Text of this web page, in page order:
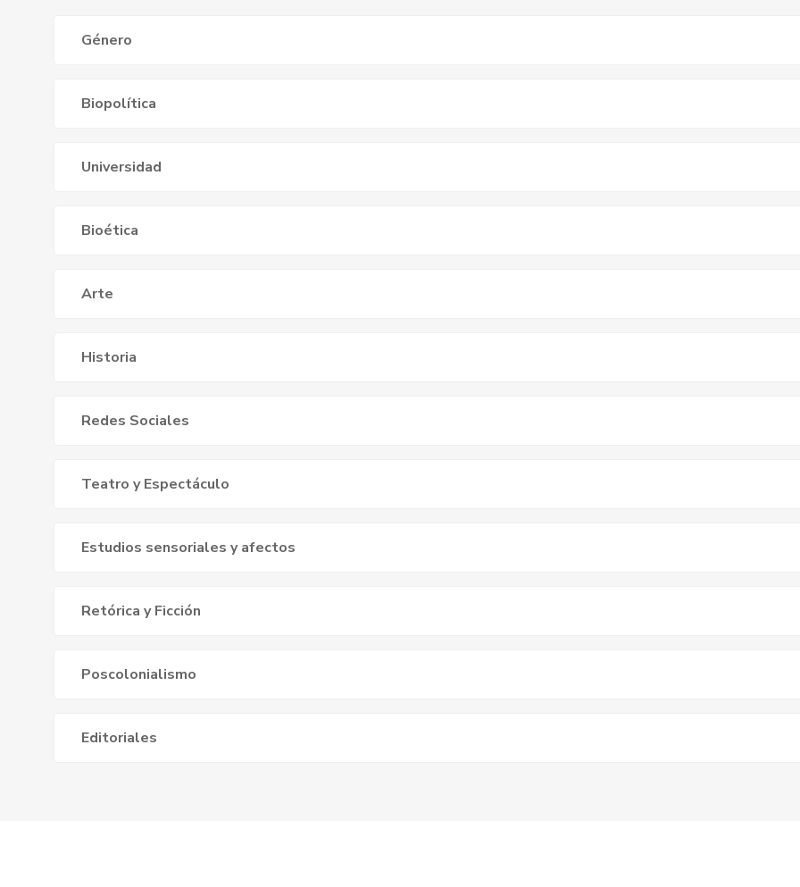
Género
Biopolítica
Universidad
Bioética
Arte
Historia
Redes Sociales
Teatro y Espectáculo
Estudios sensoriales y afectos
Retórica y Ficción
Poscolonialismo
Editoriales